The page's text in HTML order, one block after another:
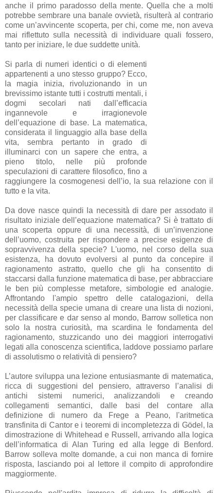
anche il primo paradosso della mente. Quella che a molti
potrebbe sembrare una banale ovvietà, risulterà al contrario
come un’avvincente scoperta, per chi, come me, non aveva
mai riflettuto sulla necessità di individuare quali fossero,
tanto per iniziare, le due suddette unità.
Si parla di numeri identici o di elementi
appartenenti a uno stesso gruppo? Ecco,
la magia inizia, rivoluzionando in un
brevissimo istante tutti i costrutti mentali, i
dogmi secolari nati dall’efficacia
ingannevole e irragionevole
dell’equazione di base. La matematica,
considerata il linguaggio alla base della
vita, sembra pertanto in grado di
illuminarci con un sapere che entra, a
pieno titolo, nelle più profonde
speculazioni di carattere filosofico, fino a
raggiungere la cosmogenesi dell’io, la sua relazione con il
tutto e la vita.
Da dove nasce quindi la necessità di dare per assodato il
risultato iniziale dell’equazione matematica? Si è trattato di
una scoperta oppure di una necessità, di un’invenzione
dell’uomo, costruita per rispondere a precise esigenze di
sopravvivenza della specie? L'uomo, nel corso della sua
esistenza, ha dovuto evolversi al punto da concepire il
ragionamento astratto, quello che gli ha consentito di
staccarsi dalla funzione matematica di base, per abbracciare
le ben più complesse metafore, simbologie ed analogie.
Affrontando l'ampio spettro delle catalogazioni, della
necessità della specie umana di creare una lista di nozioni,
per classificare e dar senso al mondo, Barrow solletica non
solo la nostra curiosità, ma scardina le fondamenta del
ragionamento, stuzzicando uno dei maggiori interrogativi
legati alla conoscenza scientifica, laddove possiamo parlare
di assolutismo o relatività di pensiero?
L’autore sviluppa una lezione entusiasmante di matematica,
ricca di suggestioni del pensiero, attraverso l’analisi di
antichi sistemi numerici, analizzandoli e creando
collegamenti semantici, dalle basi del contare alla
definizione di numero da Frege a Peano, l'aritmetica
transfinita di Cantor e i teoremi di incompletezza di Gödel, la
dimostrazione di Whitehead e Russell, arrivando alla logica
dell’informatica di Alan Turing ed alla legge di Benford.
Barrow solleva molte domande, a cui non manca di fornire
risposta, lasciando poi al lettore il compito di approfondire
maggiormente.